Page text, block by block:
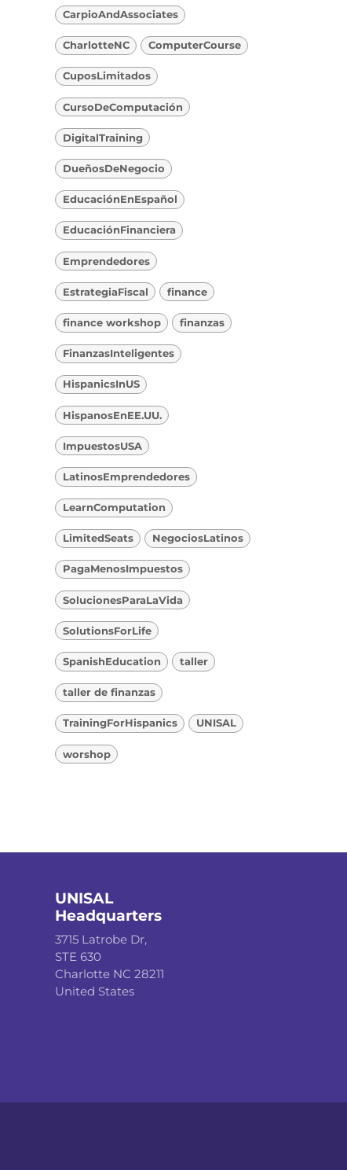
CarpioAndAssociates
CharlotteNC ComputerCourse
CuposLimitados
CursoDeComputación
DigitalTraining
DueñosDeNegocio
EducaciónEnEspañol
EducaciónFinanciera
Emprendedores
EstrategiaFiscal finance
finance workshop finanzas
FinanzasInteligentes
HispanicsInUS
HispanosEnEE.UU.
ImpuestosUSA
LatinosEmprendedores
LearnComputation
LimitedSeats NegociosLatinos
PagaMenosImpuestos
SolucionesParaLaVida
SolutionsForLife
SpanishEducation taller
taller de finanzas
TrainingForHispanics UNISAL
worshop
UNISAL
Headquarters
3715 Latrobe Dr,
STE 630
Charlotte NC 28211
United States